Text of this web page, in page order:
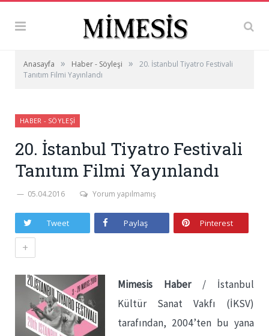
Anasayfa » Haber - Söyleşi »
20. İstanbul Tiyatro Festivali
Tanıtım Filmi Yayınlandı
HABER - SÖYLEŞI
20. İstanbul Tiyatro Festivali
Tanıtım Filmi Yayınlandı
05.04.2016 Yorum yapılmamış
Tweet Paylaş Pinterest
+
Mimesis Haber/ İstanbul
Kültür Sanat Vakfı (İKSV)
tarafından, 2004’ten bu yana